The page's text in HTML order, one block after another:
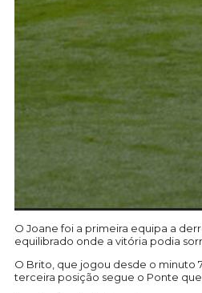
O Joane foi a primeira equipa a
equilibrado onde a vitória podia
O Brito, que jogou desde o minuto
terceira posição segue o Ponte